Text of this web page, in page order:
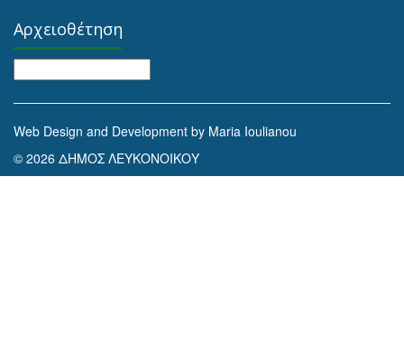
Αρχειοθέτηση
Web Design and Development by Maria Ioulianou
© 2026 ΔΗΜΟΣ ΛΕΥΚΟΝΟΙΚΟΥ